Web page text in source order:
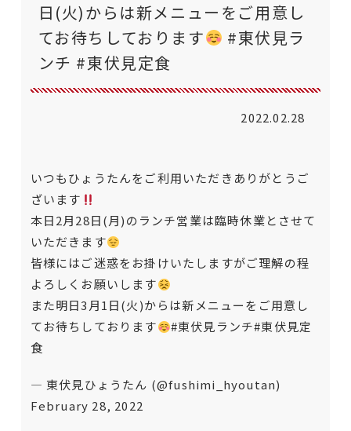
日(火)からは新メニューをご用意し
てお待ちしております
#東伏見ラ
ンチ #東伏見定食
2022.02.28
いつもひょうたんをご利用いただきありがとうご
ざいます
本日2月28日(月)のランチ営業は臨時休業とさせて
いただきます
皆様にはご迷惑をお掛けいたしますがご理解の程
よろしくお願いします
また明日3月1日(火)からは新メニューをご用意し
てお待ちしております
#東伏見ランチ#東伏見定
食
— 東伏見ひょうたん (@fushimi_hyoutan)
February 28, 2022